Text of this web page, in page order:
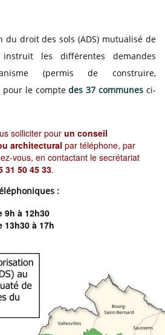
du droit des sols (ADS) mutualisé de
les différentes demandes
(permis de construire,
pour le comptedes 37 communes ci-
solliciter pour un conseil
architectural par téléphone, par
vous, en contactant le secrétariat
31 50 45 33.
:
9h à 12h30
13h30 à 17h